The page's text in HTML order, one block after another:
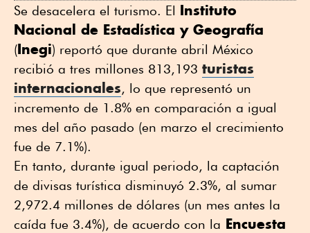
Se desacelera el turismo. El Instituto
Nacional de Estadística y Geografía
(Inegi) reportó que durante abril México
recibió a tres millones 813,193 turistas
internacionales, lo que representó un
incremento de 1.8% en comparación a igual
mes del año pasado (en marzo el crecimiento
fue de 7.1%).
En tanto, durante igual periodo, la captación
de divisas turística disminuyó 2.3%, al sumar
2,972.4 millones de dólares (un mes antes la
caída fue 3.4%), de acuerdo con la Encuesta